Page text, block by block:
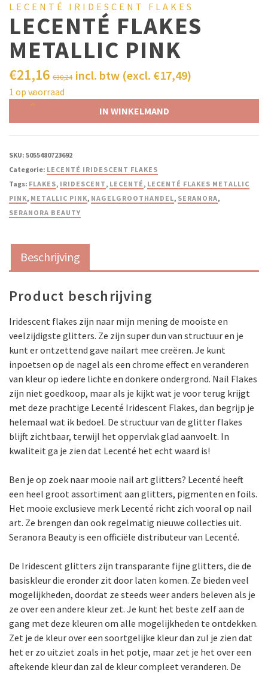
LECENTÉ IRIDESCENT FLAKES
LECENTÉ FLAKES
METALLIC PINK
€30,24
€21,16 incl. btw (excl. €17,49)
1 op voorraad
IN WINKELMAND
SKU: 5055480723692
Categorie: LECENTÉ IRIDESCENT FLAKES
Tags: FLAKES, IRIDESCENT, LECENTÉ, LECENTÉ FLAKES METALLIC
PINK, METALLIC PINK, NAGELGROOTHANDEL, SERANORA,
SERANORA BEAUTY
Beschrijving
Product beschrijving
Iridescent flakes zijn naar mijn mening de mooiste en
veelzijdigste glitters. Ze zijn super dun van structuur en je
kunt er ontzettend gave nailart mee creëren. Je kunt
inpoetsen op de nagel als een chrome effect en veranderen
van kleur op iedere lichte en donkere ondergrond. Nail Flakes
zijn niet goedkoop, maar als je kijkt wat je voor terug krijgt
met deze prachtige Lecenté Iridescent Flakes, dan begrijp je
helemaal wat ik bedoel. De structuur van de glitter flakes
blijft zichtbaar, terwijl het oppervlak glad aanvoelt. In
kwaliteit ga je zien dat Lecenté het echt waard is!
Ben je op zoek naar mooie nail art glitters? Lecenté heeft
een heel groot assortiment aan glitters, pigmenten en foils.
Het mooie exclusieve merk Lecenté richt zich vooral op nail
art. Ze brengen dan ook regelmatig nieuwe collecties uit.
Seranora Beauty is een officiële distributeur van Lecenté.
De Iridescent glitters zijn transparante fijne glitters, die de
basiskleur die eronder zit door laten komen. Ze bieden veel
mogelijkheden, doordat ze steeds weer anders beleven als je
ze over een andere kleur zet. Je kunt het beste zelf aan de
gang met deze kleuren om alle mogelijkheden te ontdekken.
Zet je de kleur over een soortgelijke kleur dan zul je zien dat
het er zo uitziet zoals in het potje, maar zet je het over een
aftekende kleur dan zal de kleur compleet veranderen. De